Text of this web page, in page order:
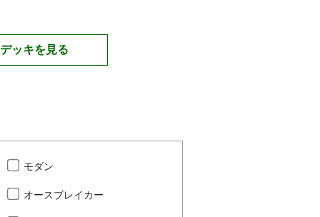
ッキを見る
モダン
オースブレイカー